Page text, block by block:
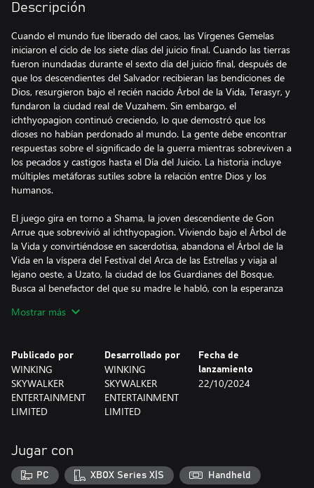
Descripción
Cuando el mundo fue liberado del caos, las Vírgenes Gemelas
iniciaron el ciclo de los siete días del juicio final. Cuando las tierras
fueron inundadas durante el sexto día del juicio final, después de
que los descendientes del Salvador recibieran las bendiciones de
Dios, resurgieron bajo el recién nacido Árbol de la Vida, Terasyr, y
fundaron la ciudad real de Vuzahem. Sin embargo, el
ichthyopagion continuó creciendo, lo que demostró que los
dioses no habían perdonado al mundo. La gente debe encontrar
respuestas sobre el significado de la guerra mientras sobreviven a
los pecados y castigos hasta el Día del Juicio. La historia incluye
múltiples metáforas sutiles sobre la relación entre Dios y los
humanos.
El juego gira en torno a Shama, la joven descendiente de Gon
Arrue que sobrevivió al ichthyopagion. Viviendo bajo el Árbol de
la Vida y convirtiéndose en sacerdotisa, abandona el Árbol de la
Vida en la víspera del Festival del Arca de las Estrellas y viaja al
lejano oeste, a Uzato, la ciudad de los Guardianes del Bosque.
Busca al benefactor del que su madre le habló, con la esperanza
su madre le dejó es un alfiler. ¿Qué ha atravesado Shama?
traerá realmente paz?
Heroine Anthem ZERO 2: Scalescars Oath es un ARPG de
desplazamiento lateral en tiempo real que combina elementos 2D
y 3D, y soporta simultáneamente tanto el uso de controladores
con tu personaje.
Los productores del juego han utilizado su creatividad
innovadora para ofrecerte un largo "dúo" mágico. El juego
combina leyendas de sirenas, así como la cultura tribal serbia y
Mostrar más
Publicado por
WINKING
SKYWALKER
ENTERTAINMENT
LIMITED
Desarrollado por
WINKING
SKYWALKER
ENTERTAINMENT
LIMITED
Fecha de
lanzamiento
22/10/2024
Jugar con
PC XBOX Series X|S Handheld